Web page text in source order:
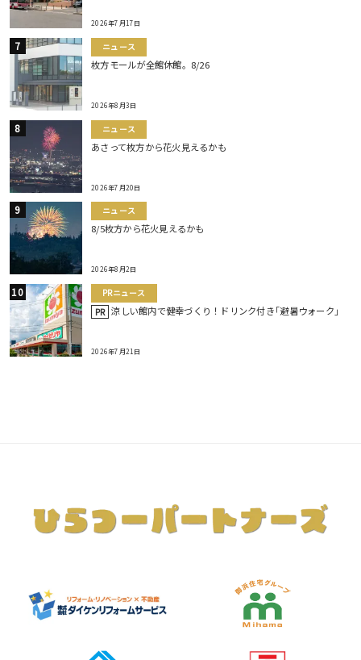
2026年7月17日
ニュース
枚方モールが全館休館。8/26
2026年8月3日
ニュース
あさって枚方から花火見えるかも
2026年7月20日
ニュース
8/5枚方から花火見えるかも
2026年8月2日
PRニュース
PR 涼しい館内で健幸づくり！ドリンク付き｢避暑ウォーク｣
2026年7月21日